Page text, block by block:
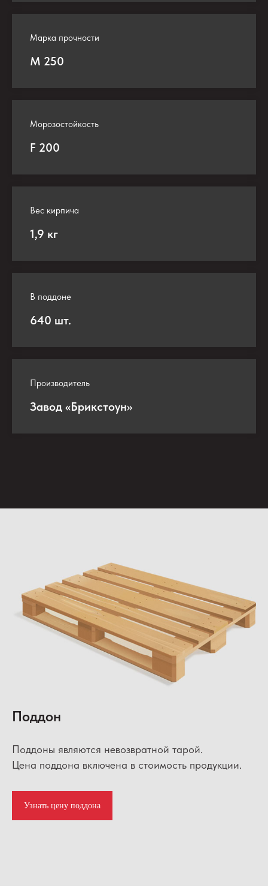
Марка прочности
М 250
Морозостойкость
F 200
Вес кирпича
1,9 кг
В поддоне
640 шт.
Производитель
Завод «Брикстоун»
Поддон
Поддоны являются невозвратной тарой.
Цена поддона включена в стоимость продукции.
Узнать цену поддона